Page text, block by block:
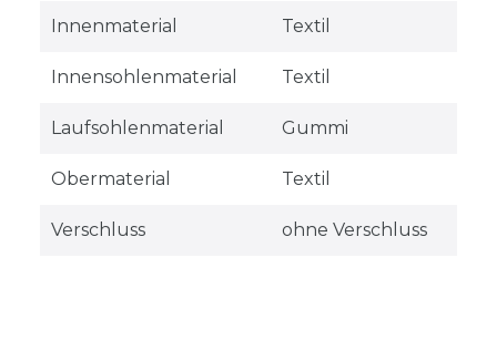
Innenmaterial Textil
Innensohlenmaterial Textil
Laufsohlenmaterial Gummi
Obermaterial Textil
Verschluss ohne Verschluss